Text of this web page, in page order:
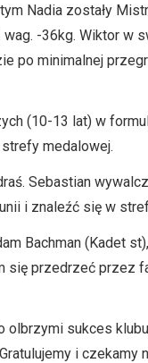
Nadia zostały
-36kg. Wiktor w
po minimalnej
(10-13 lat) w
medalowej.
Sebastian
i znaleźć się w
Bachman (Kadet
się przedrzeć
sukces
i czekamy